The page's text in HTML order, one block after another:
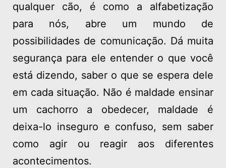
qualquer cão, é como a alfabetização
para nós, abre um mundo de
possibilidades de comunicação. Dá muita
segurança para ele entender o que você
está dizendo, saber o que se espera dele
em cada situação. Não é maldade ensinar
um cachorro a obedecer, maldade é
deixa-lo inseguro e confuso, sem saber
como agir ou reagir aos diferentes
acontecimentos.